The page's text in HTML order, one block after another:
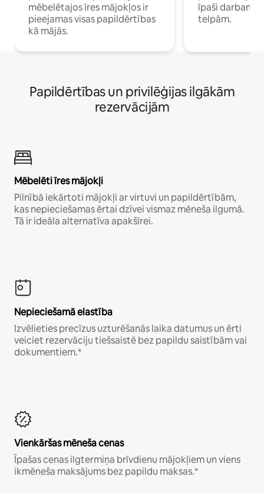
mēbelētajos īres mājokļos ir
pieejamas visas papildērtības
kā mājās.
īpaši darbam
telpām.
Papildērtības un privilēģijas ilgākām
rezervācijām
Mēbelēti īres mājokļi
Pilnībā iekārtoti mājokļi ar virtuvi un papildērtībām,
kas nepieciešamas ērtai dzīvei vismaz mēneša ilgumā.
Tā ir ideāla alternatīva apakšīrei.
Nepieciešamā elastība
Izvēlieties precīzus uzturēšanās laika datumus un ērti
veiciet rezervāciju tiešsaistē bez papildu saistībām vai
dokumentiem.*
Vienkāršas mēneša cenas
Īpašas cenas ilgtermiņa brīvdienu mājokļiem un viens
ikmēneša maksājums bez papildu maksas.*